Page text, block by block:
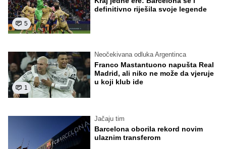
5
definitivno riješila svoje legende
1
Neočekivana odluka Argentinca
Franco Mastantuono napušta Real
Madrid, ali niko ne može da vjeruje
u koji klub ide
Jačaju tim
Barcelona oborila rekord novim
ulaznim transferom